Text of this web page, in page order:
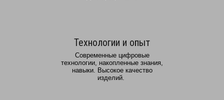
Технологии и опыт
Современные цифровые
технологии, накопленные знания,
навыки. Высокое качество
изделий.